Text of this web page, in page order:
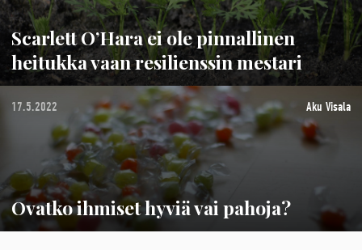
Scarlett O’Hara ei ole pinnallinen
heitukka vaan resilienssin mestari
17.5.2022 Aku Visala
Ovatko ihmiset hyviä vai pahoja?